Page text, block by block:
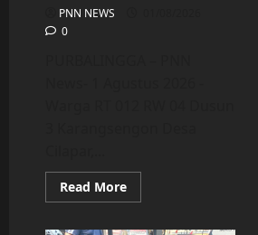
PNN NEWS
0
Read MoreRead
more